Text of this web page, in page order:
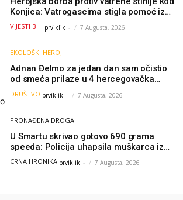
Konjica: Vatrogascima stigla pomoć iz
Sarajeva, helikopteri i Air Tractori
udružili snage
VIJESTI BIH prviklik - 7 Augusta, 2026
EKOLOŠKI HEROJ
Adnan Đelmo za jedan dan sam očistio
od smeća prilaze u 4 hercegovačka
grada: “Danas nisam čistio samo smeće,
čistio sam sliku o nama”
DRUŠTVO prviklik - 7 Augusta, 2026
PRONAĐENA DROGA
U Smartu skrivao gotovo 690 grama
speeda: Policija uhapsila muškarca iz
Hercegovine
CRNA HRONIKA prviklik - 7 Augusta, 2026